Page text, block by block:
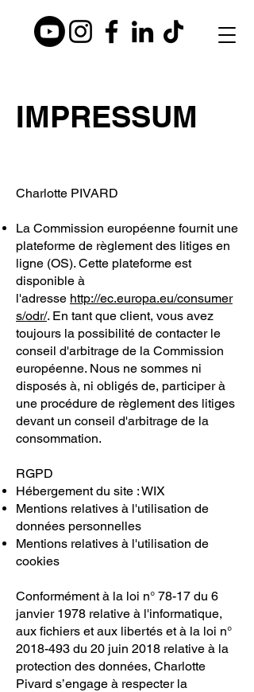
IMPRESSUM
Charlotte PIVARD​
La Commission européenne fournit une
plateforme de règlement des litiges en
ligne (OS). Cette plateforme est
disponible à
l'adresse http://ec.europa.eu/consumer
s/odr/. En tant que client, vous avez
toujours la possibilité de contacter le
conseil d'arbitrage de la Commission
européenne. Nous ne sommes ni
disposés à, ni obligés de, participer à
une procédure de règlement des litiges
devant un conseil d'arbitrage de la
consommation.
RGPD
Hébergement du site : WIX
Mentions relatives à l'utilisation de
données personnelles
Mentions relatives à l'utilisation de
cookies
Conformément à la loi n° 78-17 du 6
janvier 1978 relative à l'informatique,
aux fichiers et aux libertés et à la loi n°
2018-493 du 20 juin 2018 relative à la
protection des données, Charlotte
Pivard s’engage à respecter la